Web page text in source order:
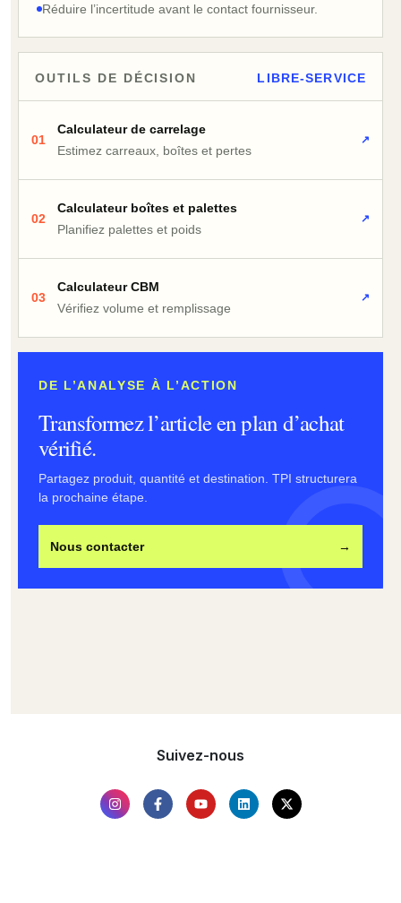
Réduire l’incertitude avant le contact fournisseur.
OUTILS DE DÉCISION LIBRE-SERVICE
01
Calculateur de carrelage
Estimez carreaux, boîtes et pertes
↗
02
Calculateur boîtes et palettes
Planifiez palettes et poids
↗
03
Calculateur CBM
Vérifiez volume et remplissage
↗
DE L’ANALYSE À L’ACTION
Transformez l’article en plan d’achat
vérifié.
Partagez produit, quantité et destination. TPI structurera
la prochaine étape.
Nous contacter →
Suivez-nous